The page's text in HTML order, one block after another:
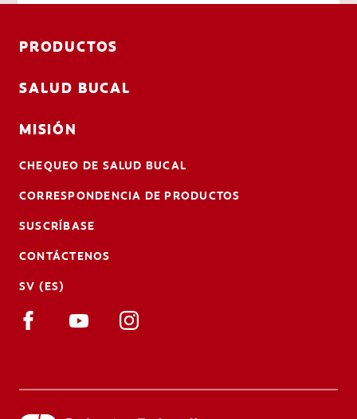
PRODUCTOS
SALUD BUCAL
MISIÓN
CHEQUEO DE SALUD BUCAL
CORRESPONDENCIA DE PRODUCTOS
SUSCRÍBASE
CONTÁCTENOS
SV (ES)